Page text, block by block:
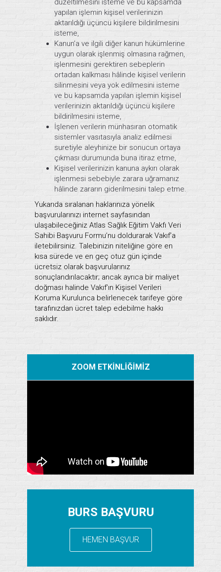
düzeltilmesini isteme ve bu kapsamda
yapılan işlemin kişisel verilerinizin
aktarıldığı üçüncü kişilere bildirilmesini
isteme,
Kanun’a ve ilgili diğer kanun hükümlerine
uygun olarak işlenmiş olmasına rağmen,
işlenmesini gerektiren sebeplerin
ortadan kalkması hâlinde kişisel verilerin
silinmesini veya yok edilmesini isteme
ve bu kapsamda yapılan işlemin kişisel
verilerinizin aktarıldığı üçüncü kişilere
bildirilmesini isteme,
İşlenen verilerin münhasıran otomatik
sistemler vasıtasıyla analiz edilmesi
suretiyle aleyhinize bir sonucun ortaya
çıkması durumunda buna itiraz etme,
Kişisel verilerinizin kanuna aykırı olarak
işlenmesi sebebiyle zarara uğramanız
hâlinde zararın giderilmesini talep etme.
Yukarıda sıralanan haklarınıza yönelik
başvurularınızı internet sayfasından
ulaşabileceğiniz Atlas Sağlık Eğitim Vakfı Veri
Sahibi Başvuru Formu’nu doldurarak Vakıf’a
iletebilirsiniz. Talebinizin niteliğine göre en
kısa sürede ve en geç otuz gün içinde
ücretsiz olarak başvurularınız
sonuçlandırılacaktır; ancak ayrıca bir maliyet
doğması halinde Vakıf’ın Kişisel Verileri
Koruma Kurulunca belirlenecek tarifeye göre
tarafınızdan ücret talep edebilme hakkı
saklıdır.
ZOOM ETKİNLİĞİMİZ
BURS BAŞVURU
HEMEN BAŞVUR